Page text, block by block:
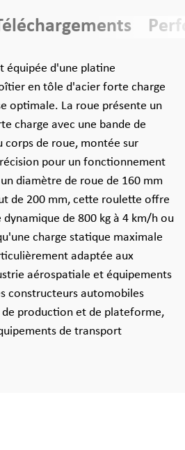
équipée d'une platine
en tôle d'acier forte charge
optimale. La roue présente un
charge avec une bande de
de roue, montée sur
pour un fonctionnement
diamètre de roue de 160 mm
de 200 mm, cette roulette offre
de 800 kg à 4 km/h ou
charge statique maximale
adaptée aux
aérospatiale et équipements
constructeurs automobiles
production et de plateforme,
de transport